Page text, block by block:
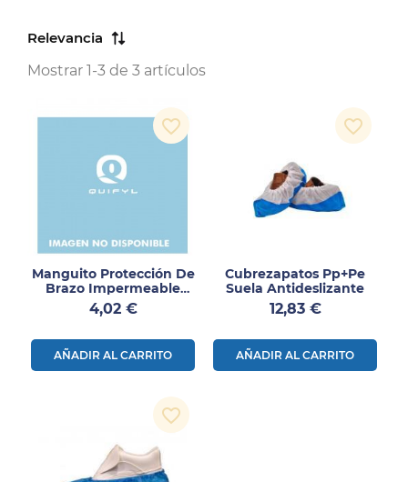
Relevancia
Mostrar 1-3 de 3 artículos
Manguito Protección De
Brazo Impermeable
Azul
Precio
4,02 €
AÑADIR AL CARRITO
favorite_border
Cubrezapatos Pp+pe
Suela Antideslizante
Precio
12,83 €
AÑADIR AL CARRITO
favorite_border
favorite_border